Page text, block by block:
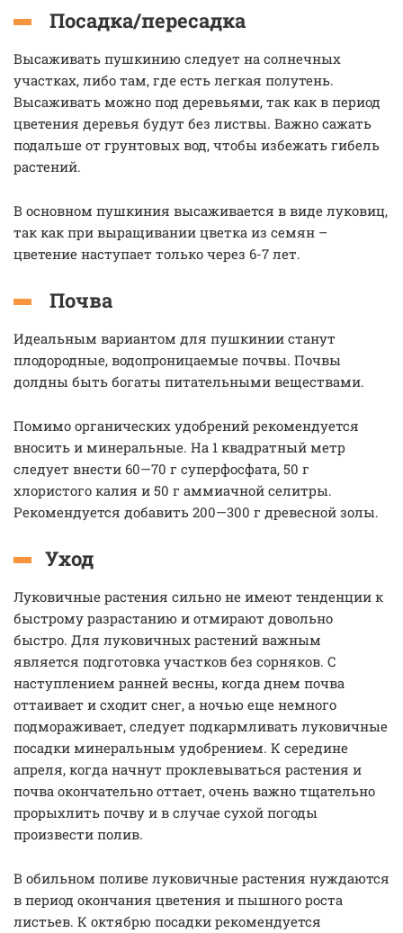
Посадка/пересадка
Высаживать пушкинию следует на солнечных
участках, либо там, где есть легкая полутень.
Высаживать можно под деревьями, так как в период
цветения деревья будут без листвы. Важно сажать
подальше от грунтовых вод, чтобы избежать гибель
растений.
В основном пушкиния высаживается в виде луковиц,
так как при выращивании цветка из семян –
цветение наступает только через 6-7 лет.
Почва
Идеальным вариантом для пушкинии станут
плодородные, водопроницаемые почвы. Почвы
долдны быть богаты питательными веществами.
Помимо органических удобрений рекомендуется
вносить и минеральные. На 1 квадратный метр
следует внести 60—70 г суперфосфата, 50 г
хлористого калия и 50 г аммиачной селитры.
Рекомендуется добавить 200—300 г древесной золы.
Уход
Луковичные растения сильно не имеют тенденции к
быстрому разрастанию и отмирают довольно
быстро. Для луковичных растений важным
является подготовка участков без сорняков. С
наступлением ранней весны, когда днем почва
оттаивает и сходит снег, а ночью еще немного
подмораживает, следует подкармливать луковичные
посадки минеральным удобрением. К середине
апреля, когда начнут проклевываться растения и
почва окончательно оттает, очень важно тщательно
прорыхлить почву и в случае сухой погоды
произвести полив.
В обильном поливе луковичные растения нуждаются
в период окончания цветения и пышного роста
листьев. К октябрю посадки рекомендуется